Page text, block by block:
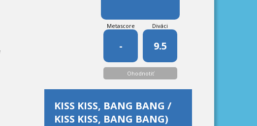
Metascore
-
Diváci
9.5
Ohodnotiť
KISS KISS, BANG BANG /
KISS KISS, BANG BANG)